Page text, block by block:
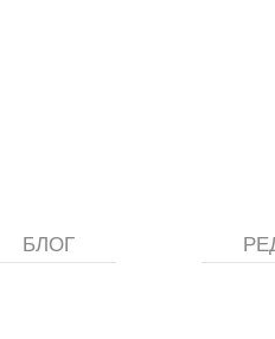
БЛОГ